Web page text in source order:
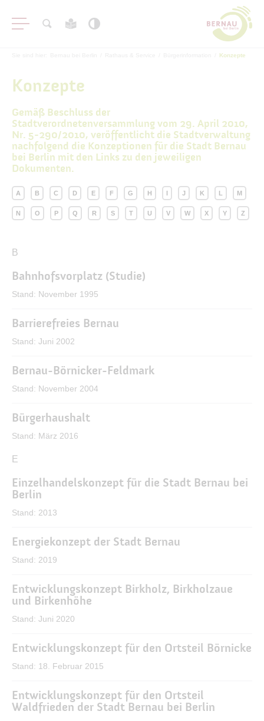
Aktuelles
Bürgerservice
#BERNAUER & Amtsblatt
Haushalt
Konzepte
Leichte Sprache
Stadtverwaltung
Konzepte
Konzepte
Gemäß Beschluss der
Stadtverordnetenversammlung vom 29. April 2010,
Nr. 5-290/2010, veröffentlicht die Stadtverwaltung
nachfolgend die Konzeptionen für die Stadt Bernau
bei Berlin mit den Links zu den jeweiligen
Dokumenten.
A B C D E F G H I J K L M
N O P Q R S T U V W X Y Z
B
Bahnhofsvorplatz (Studie)
Stand: November 1995
Barrierefreies Bernau
Stand: Juni 2002
Bernau-Börnicker-Feldmark
Stand: November 2004
Bürgerhaushalt
Stand: März 2016
E
Einzelhandelskonzept für die Stadt Bernau bei
Berlin
Stand: 2013
Energiekonzept der Stadt Bernau
Stand: 2019
Entwicklungskonzept Birkholz, Birkholzaue
und Birkenhöhe
Stand: Juni 2020
Entwicklungskonzept für den Ortsteil Börnicke
Stand: 18. Februar 2015
Entwicklungskonzept für den Ortsteil
Waldfrieden der Stadt Bernau bei Berlin